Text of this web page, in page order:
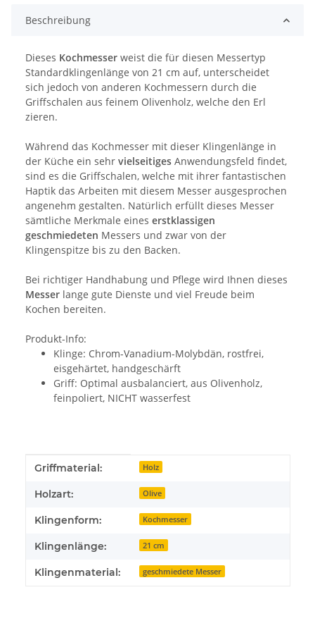
Beschreibung
Dieses Kochmesser weist die für diesen Messertyp
Standardklingenlänge von 21 cm auf, unterscheidet
sich jedoch von anderen Kochmessern durch die
Griffschalen aus feinem Olivenholz, welche den Erl
zieren.
Während das Kochmesser mit dieser Klingenlänge in
der Küche ein sehr vielseitiges Anwendungsfeld findet,
sind es die Griffschalen, welche mit ihrer fantastischen
Haptik das Arbeiten mit diesem Messer ausgesprochen
angenehm gestalten. Natürlich erfüllt dieses Messer
sämtliche Merkmale eines erstklassigen
geschmiedeten Messers und zwar von der
Klingenspitze bis zu den Backen.
Bei richtiger Handhabung und Pflege wird Ihnen dieses
Messer lange gute Dienste und viel Freude beim
Kochen bereiten.
Produkt-Info:
Klinge: Chrom-Vanadium-Molybdän, rostfrei,
eisgehärtet, handgeschärft
Griff: Optimal ausbalanciert, aus Olivenholz,
feinpoliert, NICHT wasserfest
Produkteigenschaft
Wert
Griffmaterial: Holz
Holzart: Olive
Klingenform: Kochmesser
Klingenlänge: 21 cm
Klingenmaterial: geschmiedete Messer